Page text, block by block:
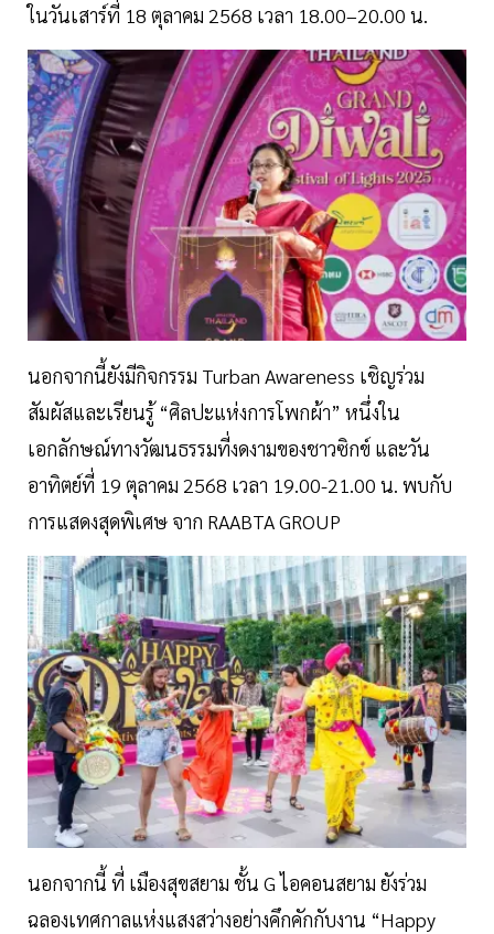
ในวันเสาร์ที่ 18 ตุลาคม 2568 เวลา 18.00–20.00 น.
นอกจากนี้ยังมีกิจกรรม Turban Awareness เชิญร่วม
สัมผัสและเรียนรู้ “ศิลปะแห่งการโพกผ้า” หนึ่งใน
เอกลักษณ์ทางวัฒนธรรมที่งดงามของชาวซิกข์ และวัน
อาทิตย์ที่ 19 ตุลาคม 2568 เวลา 19.00-21.00 น. พบกับ
การแสดงสุดพิเศษ จาก RAABTA GROUP
นอกจากนี้ ที่ เมืองสุขสยาม ชั้น G ไอคอนสยาม ยังร่วม
ฉลองเทศกาลแห่งแสงสว่างอย่างคึกคักกับงาน “Happy